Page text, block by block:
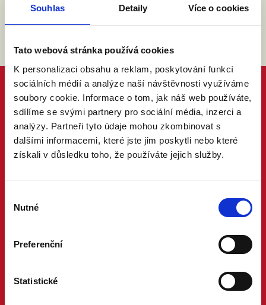
Souhlas Detaily Více o cookies
Tato webová stránka používá cookies
K personalizaci obsahu a reklam, poskytování funkcí
sociálních médií a analýze naší návštěvnosti využíváme
soubory cookie. Informace o tom, jak náš web používáte,
sdílíme se svými partnery pro sociální média, inzerci a
analýzy. Partneři tyto údaje mohou zkombinovat s
dalšími informacemi, které jste jim poskytli nebo které
získali v důsledku toho, že používáte jejich služby.
souhlasu
Nutné
Preferenční
Statistické